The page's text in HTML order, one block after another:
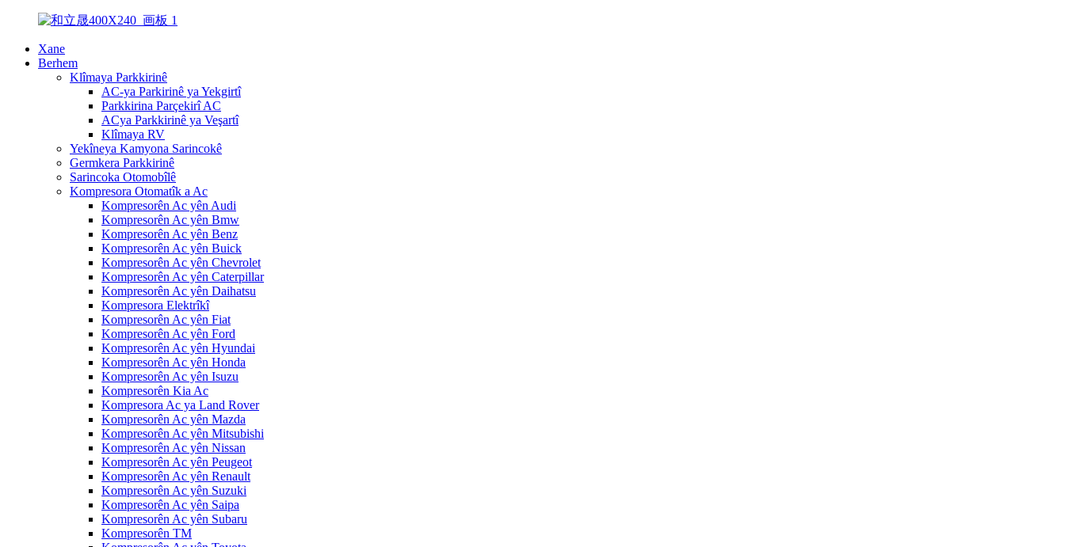
Xane
Berhem
Klîmaya Parkkirinê
AC-ya Parkirinê ya Yekgirtî
Parkkirina Parçekirî AC
ACya Parkkirinê ya Veşartî
Klîmaya RV
Yekîneya Kamyona Sarincokê
Germkera Parkkirinê
Sarincoka Otomobîlê
Kompresora Otomatîk a Ac
Kompresorên Ac yên Audi
Kompresorên Ac yên Bmw
Kompresorên Ac yên Benz
Kompresorên Ac yên Buick
Kompresorên Ac yên Chevrolet
Kompresorên Ac yên Caterpillar
Kompresorên Ac yên Daihatsu
Kompresora Elektrîkî
Kompresorên Ac yên Fiat
Kompresorên Ac yên Ford
Kompresorên Ac yên Hyundai
Kompresorên Ac yên Honda
Kompresorên Ac yên Isuzu
Kompresorên Kia Ac
Kompresora Ac ya Land Rover
Kompresorên Ac yên Mazda
Kompresorên Ac yên Mitsubishi
Kompresorên Ac yên Nissan
Kompresorên Ac yên Peugeot
Kompresorên Ac yên Renault
Kompresorên Ac yên Suzuki
Kompresorên Ac yên Saipa
Kompresorên Ac yên Subaru
Kompresorên TM